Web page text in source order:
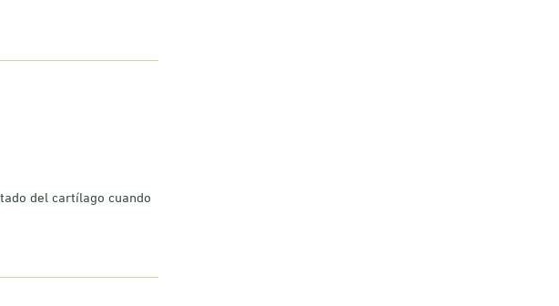
del cartílago cuando